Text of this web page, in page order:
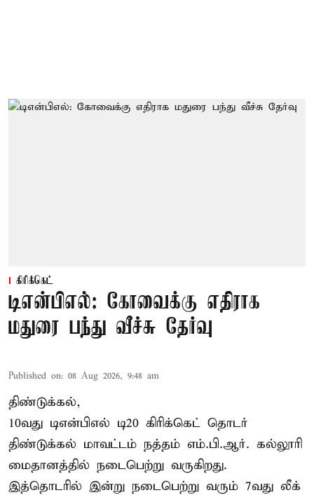
கிரிக்கெட்
டிஎன்பிஎல்: கோவைக்கு எதிராக
மதுரை பந்து வீச்சு தேர்வு
Published on: 08 Aug 2026, 9:48 am
திண்டுக்கல்,
10வது டிஎன்பிஎல் டி20 கிரிக்கெட் தொடர்
திண்டுக்கல் மாவட்டம் நத்தம் எம்.பி.ஆர். கல்லூரி
மைதானத்தில் நடைபெற்று வருகிறது.
இத்தொடரில் இன்று நடைபெற்று வரும் 7வது லீக்